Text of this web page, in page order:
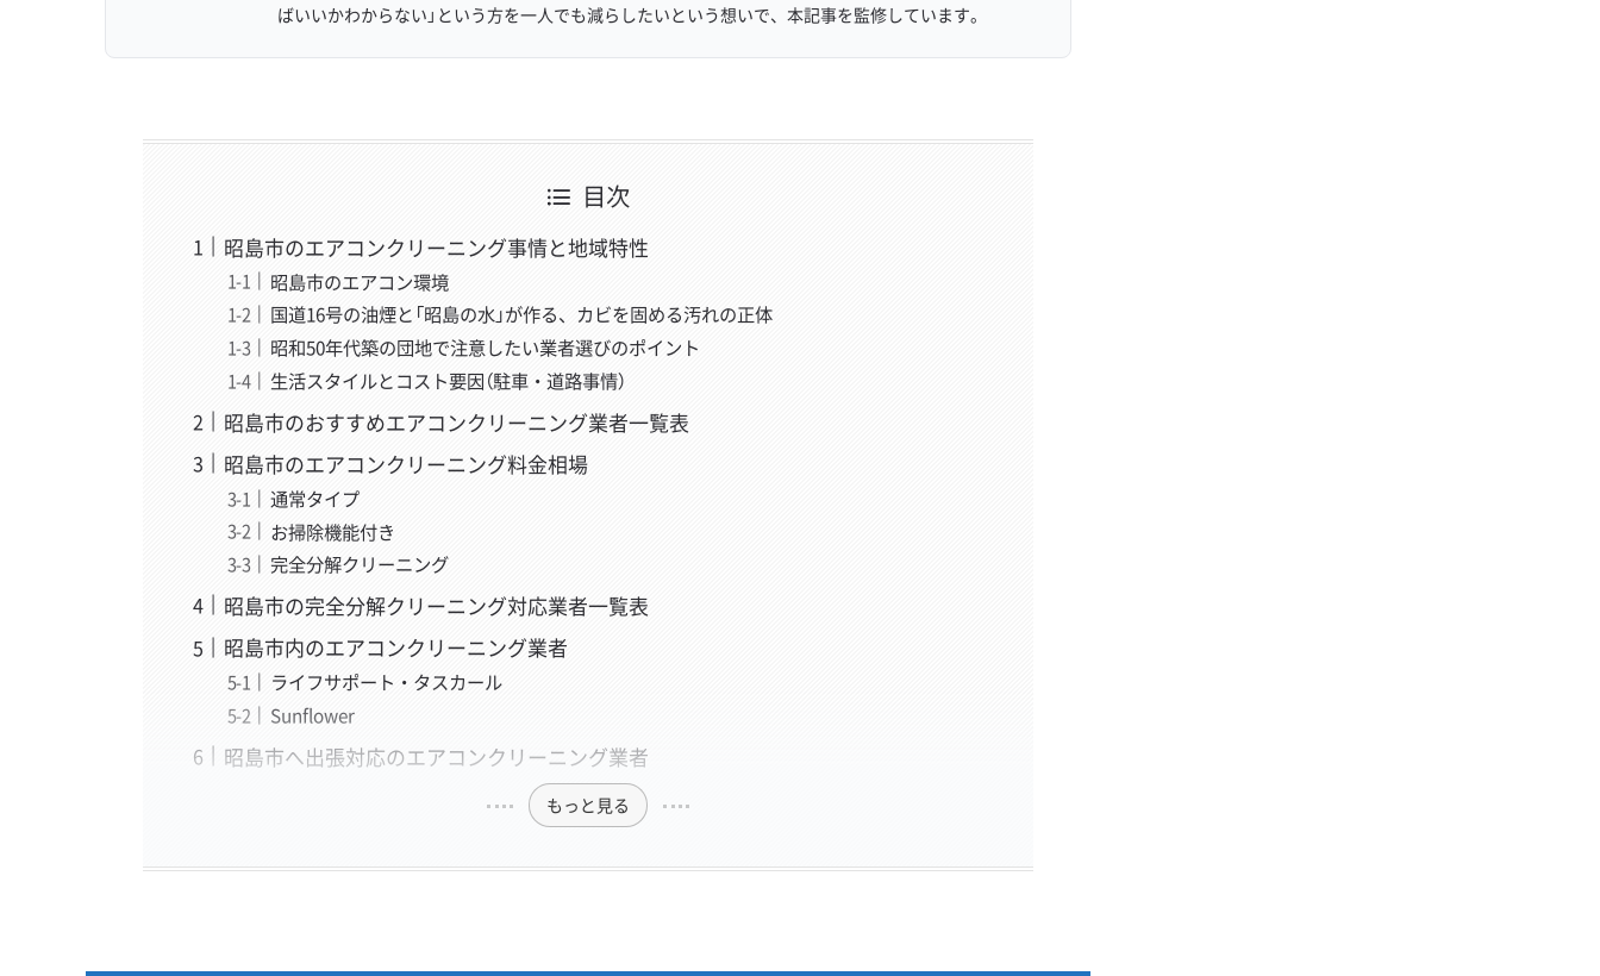
ばいいかわからない」という方を一人でも減らしたいという想いで、本記事を監修しています。
目次
昭島市のエアコンクリーニング事情と地域特性
昭島市のエアコン環境
国道16号の油煙と「昭島の水」が作る、カビを固める汚れの正体
昭和50年代築の団地で注意したい業者選びのポイント
生活スタイルとコスト要因（駐車・道路事情）
昭島市のおすすめエアコンクリーニング業者一覧表
昭島市のエアコンクリーニング料金相場
通常タイプ
お掃除機能付き
完全分解クリーニング
昭島市の完全分解クリーニング対応業者一覧表
昭島市内のエアコンクリーニング業者
ライフサポート・タスカール
Sunflower
昭島市へ出張対応のエアコンクリーニング業者
もっと見る